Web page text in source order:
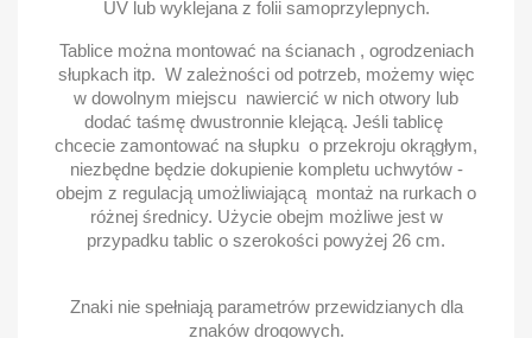
UV lub wyklejana z folii samoprzylepnych.
Tablice można montować na ścianach , ogrodzeniach
słupkach itp. W zależności od potrzeb, możemy więc
w dowolnym miejscu nawiercić w nich otwory lub
dodać taśmę dwustronnie klejącą. Jeśli tablicę
chcecie zamontować na słupku o przekroju okrągłym,
niezbędne będzie dokupienie kompletu uchwytów -
obejm z regulacją umożliwiającą montaż na rurkach o
różnej średnicy. Użycie obejm możliwe jest w
przypadku tablic o szerokości powyżej 26 cm.
Znaki nie spełniają parametrów przewidzianych dla
znaków drogowych.